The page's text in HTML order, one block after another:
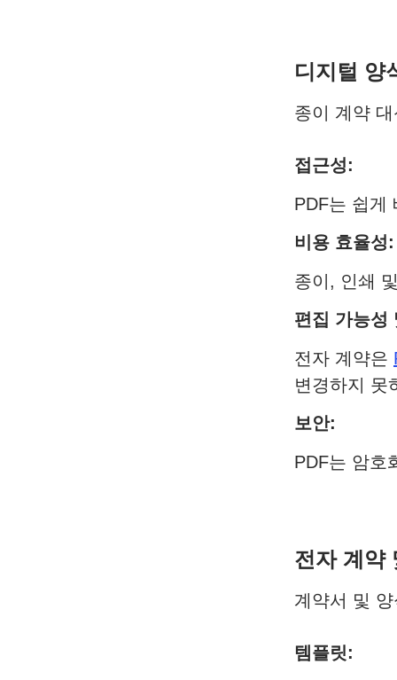
디지털 양
종이 계약
접근성:
PDF는 쉽게
비용 효율성:
종이, 인쇄
편집 가능성
전자 계약은
변경하지 못
보안:
PDF는 암호
전자 계약
계약서 및
템플릿: